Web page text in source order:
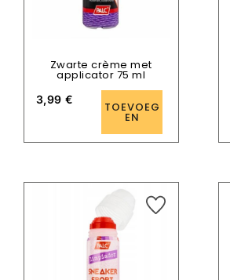
Zwarte crème met
applicator 75 ml
3,99€
TOEVOEG
EN